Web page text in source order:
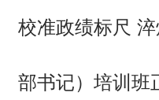
校准政绩标尺
部书记）培训班